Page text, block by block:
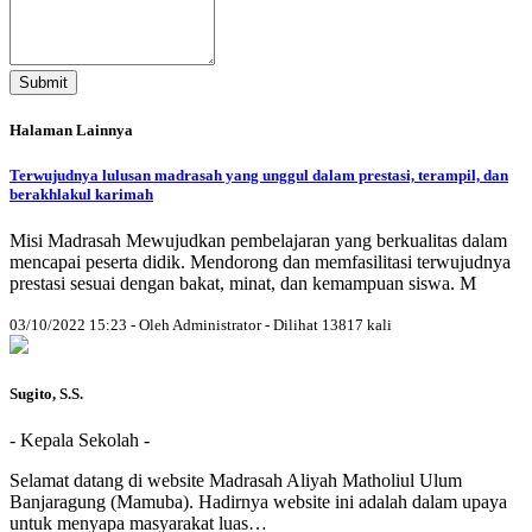
Submit
Halaman Lainnya
Terwujudnya lulusan madrasah yang unggul dalam prestasi, terampil, dan
berakhlakul karimah
Misi Madrasah Mewujudkan pembelajaran yang berkualitas dalam
mencapai peserta didik. Mendorong dan memfasilitasi terwujudnya
prestasi sesuai dengan bakat, minat, dan kemampuan siswa. M
03/10/2022 15:23 - Oleh Administrator - Dilihat 13817 kali
Sugito, S.S.
- Kepala Sekolah -
Selamat datang di website Madrasah Aliyah Matholiul Ulum
Banjaragung (Mamuba). Hadirnya website ini adalah dalam upaya
untuk menyapa masyarakat luas…